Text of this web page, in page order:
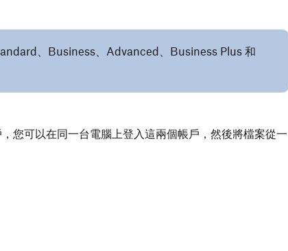
、Business、Advanced、Business Plus 和
您可以在同一台電腦上登入這兩個帳戶，然後將檔案從一